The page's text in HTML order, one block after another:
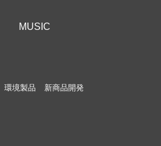
MUSIC
環境製品 新商品開発